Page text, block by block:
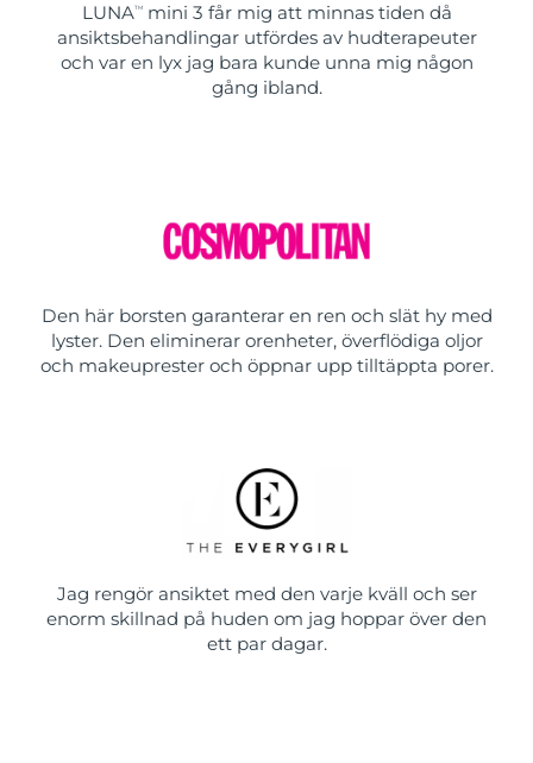
LUNATMmini 3 får mig att minnas tiden då
ansiktsbehandlingar utfördes av hudterapeuter
och var en lyx jag bara kunde unna mig någon
gång ibland.
Den här borsten garanterar en ren och slät hy med
lyster. Den eliminerar orenheter, överflödiga oljor
och makeuprester och öppnar upp tilltäppta porer.
Jag rengör ansiktet med den varje kväll och ser
enorm skillnad på huden om jag hoppar över den
ett par dagar.